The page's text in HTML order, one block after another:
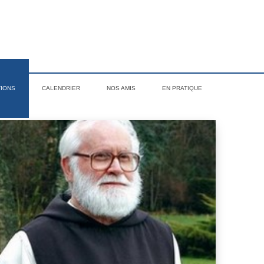
CALENDRIER NOS AMIS EN PRATIQUE